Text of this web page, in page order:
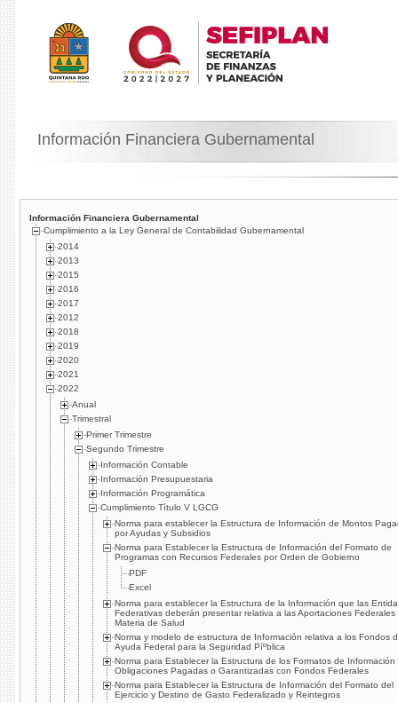
Información Financiera Gubernamental
Información Financiera Gubernamental
Cumplimiento a la Ley General de Contabilidad Gubernamental
2014
2013
2015
2016
2017
2012
2018
2019
2020
2021
2022
Anual
Trimestral
Primer Trimestre
Segundo Trimestre
Información Contable
Información Presupuestaria
Información Programática
Cumplimiento Tí­tulo V LGCG
Norma para establecer la Estructura de Información de Montos
por Ayudas y Subsidios
Norma para Establecer la Estructura de Información del Formato de
Programas con Recursos Federales por Orden de Gobierno
PDF
Excel
Norma para establecer la Estructura de la Información que las
Federativas deberán presentar relativa a las Aportaciones Federales
Materia de Salud
Norma y modelo de estructura de Información relativa a los Fondos
Ayuda Federal para la Seguridad Píºblica
Norma para Establecer la Estructura de los Formatos de Información
Obligaciones Pagadas o Garantizadas con Fondos Federales
Norma para Establecer la Estructura de Información del Formato del
Ejercicio y Destino de Gasto Federalizado y Reintegros